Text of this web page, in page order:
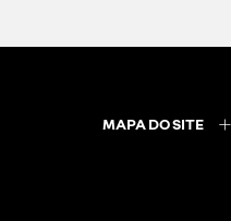
MAPA DO SITE